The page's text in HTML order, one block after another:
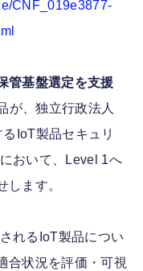
CNF_019e3877-
管基盤選定を支援
が、独立行政法人
IoT製品セキュリ
おいて、Level 1へ
します。
れるIoT製品につい
合状況を評価・可視